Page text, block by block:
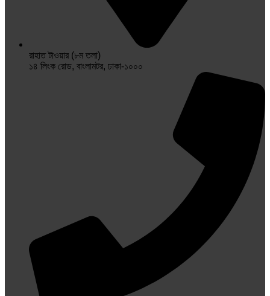
রাহাত টাওয়ার (৮ম তলা)
১৪ লিংক রোড, বাংলামটর, ঢাকা-১০০০